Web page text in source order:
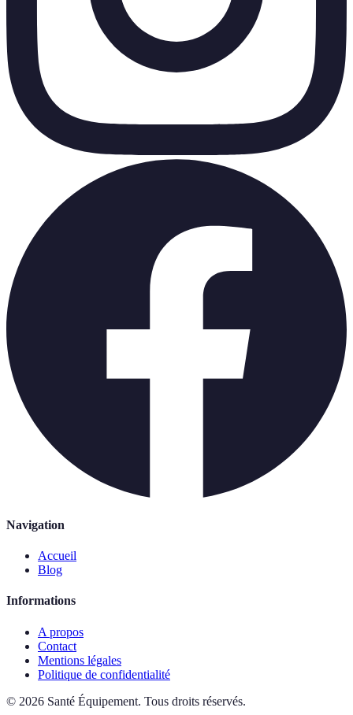
Navigation
Accueil
Blog
Informations
A propos
Contact
Mentions légales
Politique de confidentialité
© 2026 Santé Équipement. Tous droits réservés.